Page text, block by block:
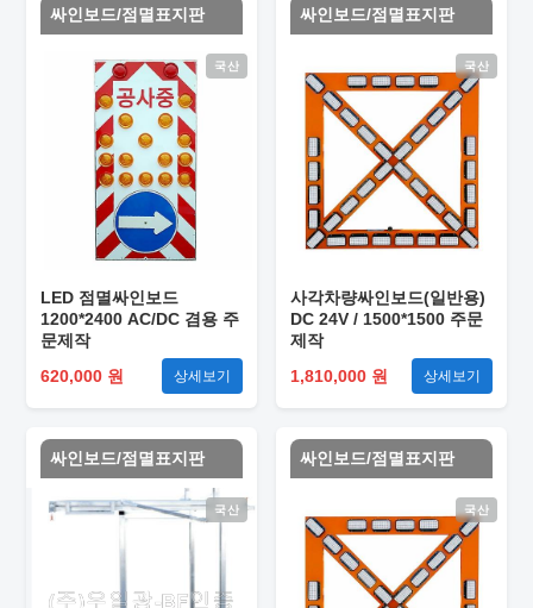
싸인보드/점멸표지판
국산
LED 점멸싸인보드
1200*2400 AC/DC 겸용 주
문제작
620,000 원
상세보기
싸인보드/점멸표지판
국산
사각차량싸인보드(일반용)
DC 24V / 1500*1500 주문
제작
1,810,000 원
상세보기
싸인보드/점멸표지판
국산
싸인보드/점멸표지판
국산